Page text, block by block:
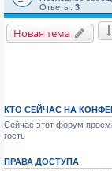
Ответы: 3
Новая тема
КТО СЕЙЧАС НА
Сейчас этот форум
гость
ПРАВА ДОСТУПА